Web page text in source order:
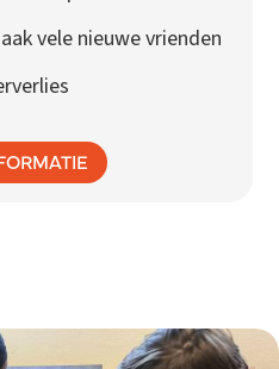
vele nieuwe vrienden